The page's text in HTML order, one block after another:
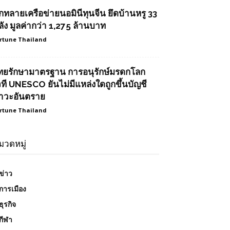
ทลายเครือข่ายนอมินีทุนจีน ยึดบ้านหรู 33
ง มูลค่ากว่า 1,275 ล้านบาท
Thailand
ยรักษามาตรฐาน การอนุรักษ์มรดกโลก
ที UNESCO ยันไม่มีแหล่งใดถูกขึ้นบัญชี
วะอันตราย
Thailand
วดหมู่
าว
ารเมือง
ธุรกิจ
ฬา